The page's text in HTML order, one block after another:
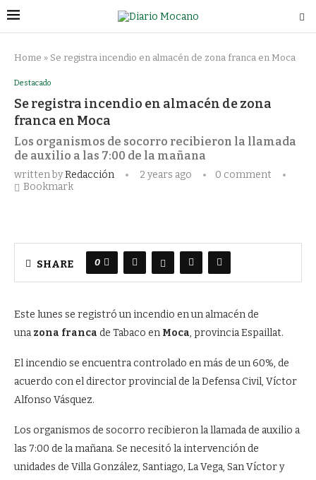
Home » Se registra incendio en almacén de zona franca en Moca
Destacado
Se registra incendio en almacén de zona
franca en Moca
Los organismos de socorro recibieron la llamada
de auxilio a las 7:00 de la mañana
written byRedacción 2 years ago
0 comment
Bookmark
SHARE 0
Este lunes se registró un incendio en un almacén de
una zona franca de Tabaco en Moca, provincia Espaillat.
El incendio se encuentra controlado en más de un 60%, de
acuerdo con el director provincial de la Defensa Civil, Víctor
Alfonso Vásquez.
Los organismos de socorro recibieron la llamada de auxilio a
las 7:00 de la mañana. Se necesitó la intervención de
unidades de Villa González, Santiago, La Vega, San Víctor y